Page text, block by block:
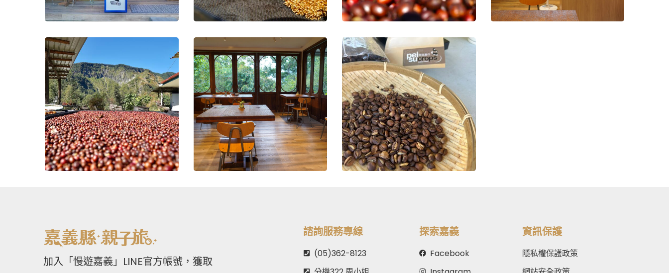
加入「慢遊嘉義」LINE官方帳號，獲取
諮詢服務專線
(05)362-8123
探索嘉義
Facebook
資訊保護
隱私權保護政策